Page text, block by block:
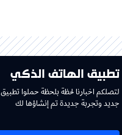
تطبيق الهاتف الذكي
لتصلكم اخبارنا لحظة بلحظة حملوا تطبيق
جديد وتجربة جديدة تم إنشاؤها لك